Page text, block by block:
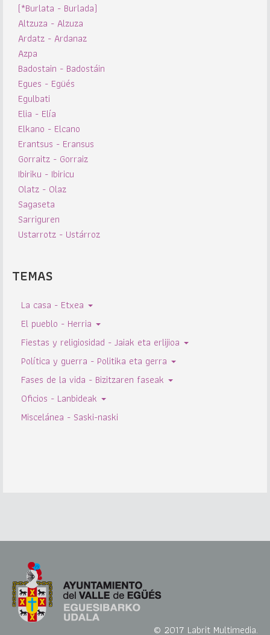
(*Burlata - Burlada)
Altzuza - Alzuza
Ardatz - Ardanaz
Azpa
Badostain - Badostáin
Egues - Egüés
Egulbati
Elia - Elía
Elkano - Elcano
Erantsus - Eransus
Gorraitz - Gorraiz
Ibiriku - Ibiricu
Olatz - Olaz
Sagaseta
Sarriguren
Ustarrotz - Ustárroz
TEMAS
La casa - Etxea
El pueblo - Herria
Fiestas y religiosidad - Jaiak eta erlijioa
Política y guerra - Politika eta gerra
Fases de la vida - Bizitzaren faseak
Oficios - Lanbideak
Miscelánea - Saski-naski
© 2017 Labrit Multimedia.